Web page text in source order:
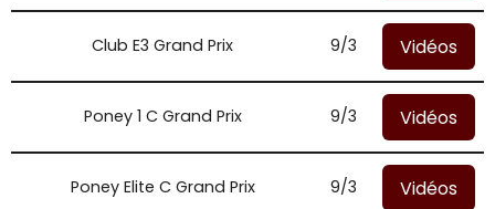
Club E3 Grand Prix 9/3 Vidéos
Poney 1 C Grand Prix 9/3 Vidéos
Poney Elite C Grand Prix 9/3 Vidéos